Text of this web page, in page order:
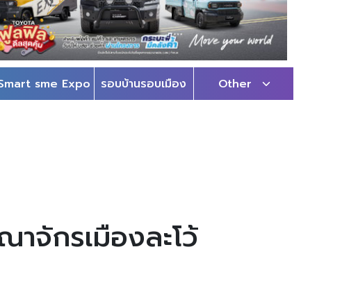
sme Expo รอบบ้านรอบเมือง Other
จักรเมืองละโว้